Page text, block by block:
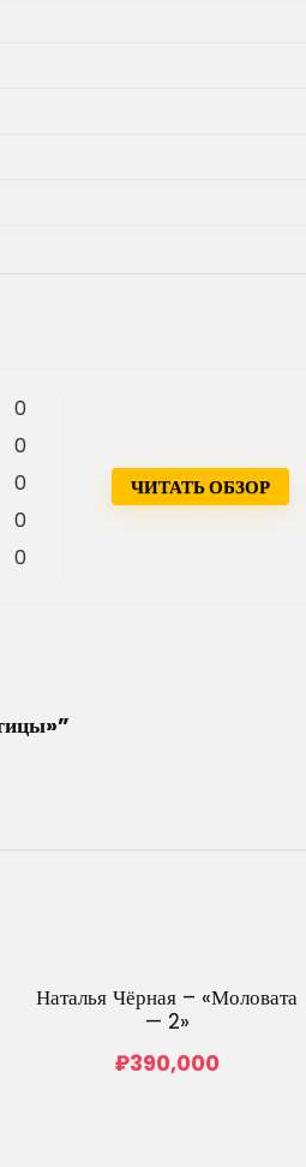
0
0
0
0
0
ЧИТАТЬ ОБЗОР
Наталья Чёрная – «Моловата
— 2»
₽390,000